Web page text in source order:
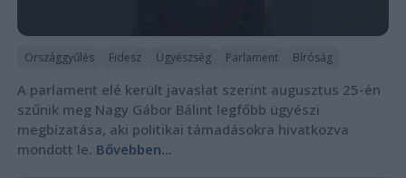
Országgyűlés Fidesz Ügyészség Parlament Bíróság
A parlament elé került javaslat szerint augusztus 25-én
szűnik meg Nagy Gábor Bálint legfőbb ügyészi
megbízatása, aki politikai támadásokra hivatkozva
mondott le. Bővebben...